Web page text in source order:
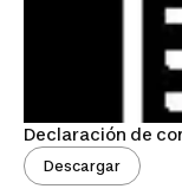
Declaración de
Descargar